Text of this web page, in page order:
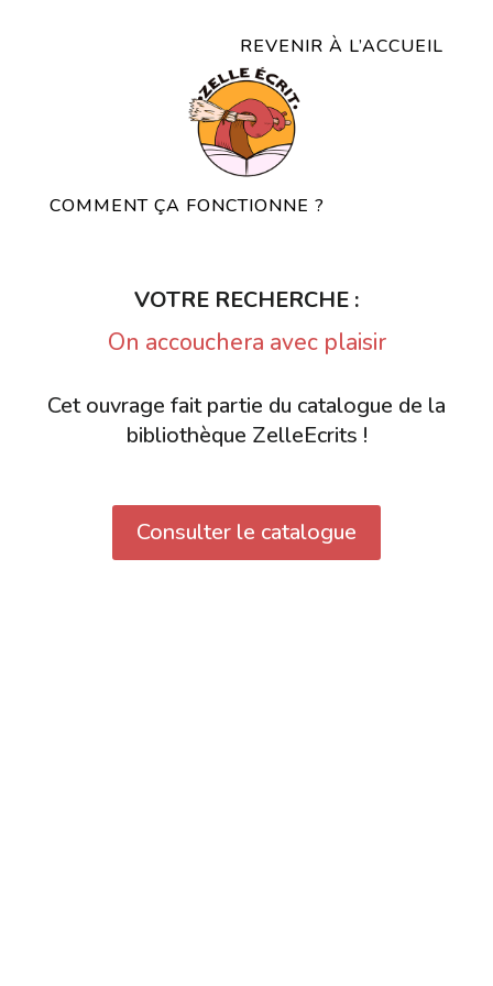
REVENIR À L’ACCUEIL
COMMENT ÇA FONCTIONNE ?
VOTRE RECHERCHE :
On accouchera avec plaisir
Cet ouvrage fait partie du catalogue de la
bibliothèque ZelleEcrits !
Consulter le catalogue